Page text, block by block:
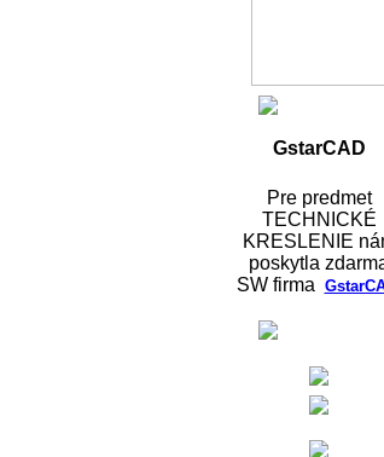
GstarCAD
Pre predmet
TECHNICKÉ
KRESLENIE
poskytla
SW firma